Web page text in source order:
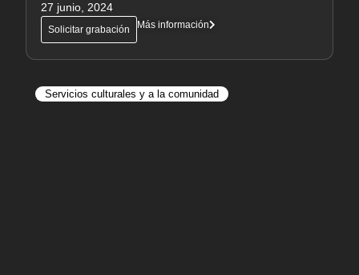
27 junio, 2024
Solicitar grabación Más información
Servicios culturales y a la comunidad